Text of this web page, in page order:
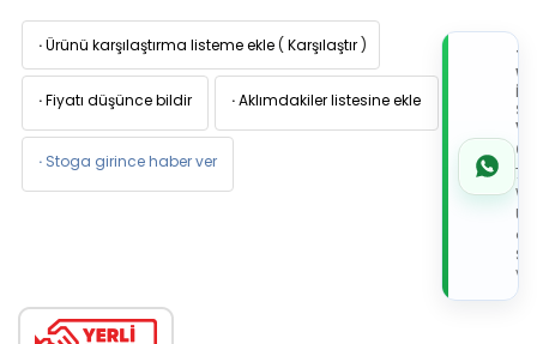
·Ürünü karşılaştırma listeme ekle ( Karşılaştır )
·Fiyatı düşünce bildir ·Aklımdakiler listesine ekle
· Stoga girince haber ver
İLE
de